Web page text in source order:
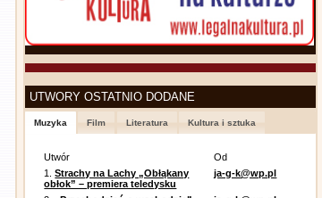
UTWORY OSTATNIO DODANE
Muzyka Film Literatura Kultura i sztuka
Utwór
Od
1.Strachy na Lachy „Obłąkany
obłok” – premiera teledysku
ja-g-k@wp.pl